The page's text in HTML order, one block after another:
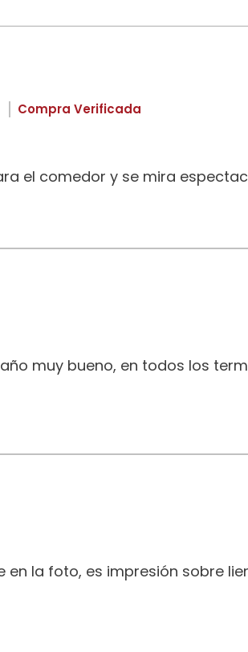
Compra Verificada
el comedor y se mira
muy bueno, en todos los
la foto, es impresión sobre